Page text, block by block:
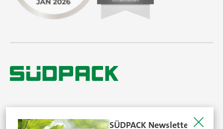
Datenschutz
SÜDPACK Newsletter